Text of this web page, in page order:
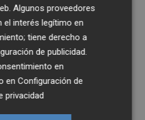
Algunos proveedores
el interés legítimo en
tiene derecho a
de publicidad.
en
enConfiguración de
privacidad